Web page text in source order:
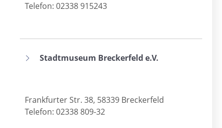
Telefon: 02338 915243
Stadtmuseum Breckerfeld e.V.
Frankfurter Str. 38, 58339 Breckerfeld
Telefon: 02338 809-32